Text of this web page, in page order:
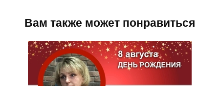
Вам также может понравиться